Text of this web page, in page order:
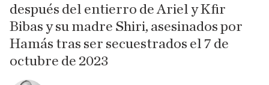
después del entierro de Ariel y Kfir
Bibas y su madre Shiri, asesinados por
Hamás tras ser secuestrados el 7 de
octubre de 2023